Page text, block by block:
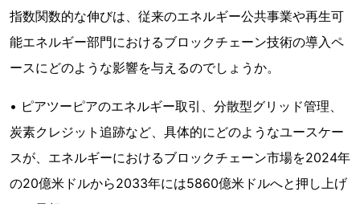
指数関数的な伸びは、従来のエネルギー公共事業や再生可
能エネルギー部門におけるブロックチェーン技術の導入ペ
ースにどのような影響を与えるのでしょうか。
• ピアツーピアのエネルギー取引、分散型グリッド管理、
炭素クレジット追跡など、具体的にどのようなユースケー
スが、エネルギーにおけるブロックチェーン市場を2024年
の20億米ドルから2033年には5860億米ドルへと押し上げ